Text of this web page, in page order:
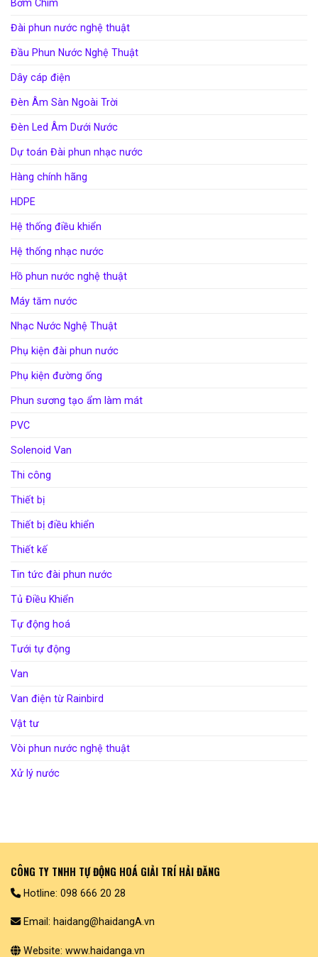
Bơm Chìm
Đài phun nước nghệ thuật
Đầu Phun Nước Nghệ Thuật
Dây cáp điện
Đèn Âm Sàn Ngoài Trời
Đèn Led Âm Dưới Nước
Dự toán Đài phun nhạc nước
Hàng chính hãng
HDPE
Hệ thống điều khiển
Hệ thống nhạc nước
Hồ phun nước nghệ thuật
Máy tăm nước
Nhạc Nước Nghệ Thuật
Phụ kiện đài phun nước
Phụ kiện đường ống
Phun sương tạo ẩm làm mát
PVC
Solenoid Van
Thi công
Thiết bị
Thiết bị điều khiển
Thiết kế
Tin tức đài phun nước
Tủ Điều Khiển
Tự động hoá
Tưới tự động
Van
Van điện từ Rainbird
Vật tư
Vòi phun nước nghệ thuật
Xử lý nước
CÔNG TY TNHH TỰ ĐỘNG HOÁ GIẢI TRÍ HẢI ĐĂNG
Hotline: 098 666 20 28
Email: haidang@haidangA.vn
Website: www.haidanga.vn